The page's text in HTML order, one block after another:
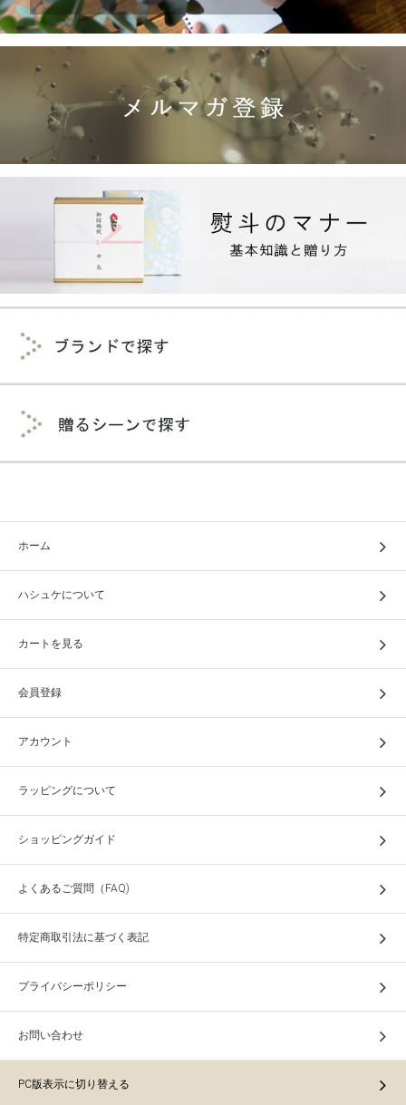
ホーム
ハシュケについて
カートを見る
会員登録
アカウント
ラッピングについて
ショッピングガイド
よくあるご質問（FAQ)
特定商取引法に基づく表記
プライバシーポリシー
お問い合わせ
PC版表示に切り替える